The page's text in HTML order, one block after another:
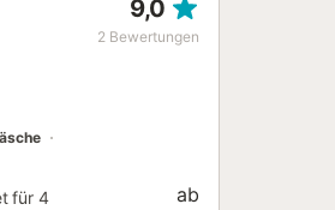
9,0
2 Bewertungen
für 4
ab